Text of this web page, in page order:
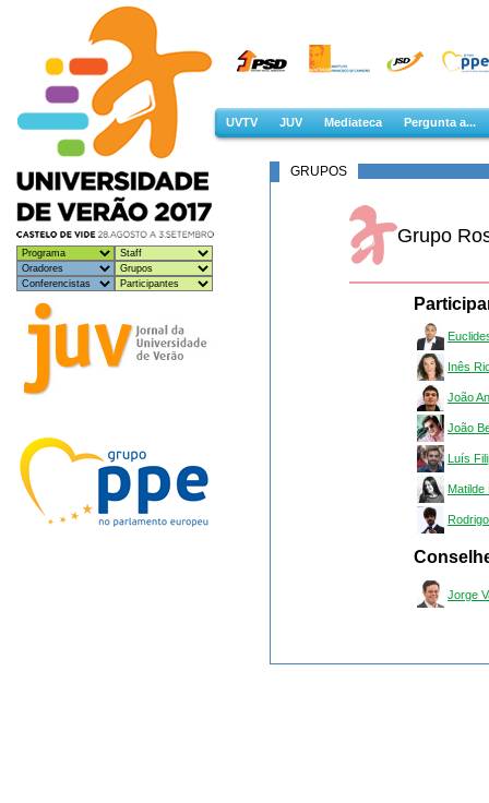
UVTV JUV Mediateca Pergunta a...
GRUPOS
Grupo
Inês
João
João
Luís
Matilde
Jorge